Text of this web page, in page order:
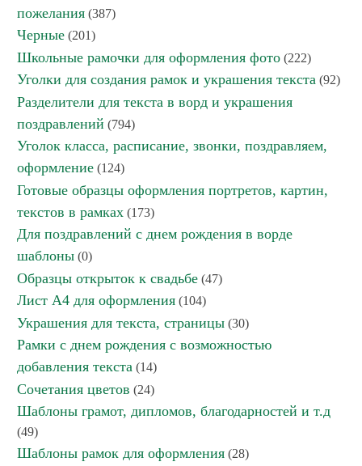
пожелания (387)
Черные (201)
Школьные рамочки для оформления фото (222)
Уголки для создания рамок и украшения текста (92)
Разделители для текста в ворд и украшения
поздравлений (794)
Уголок класса, расписание, звонки, поздравляем,
оформление (124)
Готовые образцы оформления портретов, картин,
текстов в рамках (173)
Для поздравлений с днем рождения в ворде
шаблоны (0)
Образцы открыток к свадьбе (47)
Лист А4 для оформления (104)
Украшения для текста, страницы (30)
Рамки с днем рождения с возможностью
добавления текста (14)
Сочетания цветов (24)
Шаблоны грамот, дипломов, благодарностей и т.д
(49)
Шаблоны рамок для оформления (28)